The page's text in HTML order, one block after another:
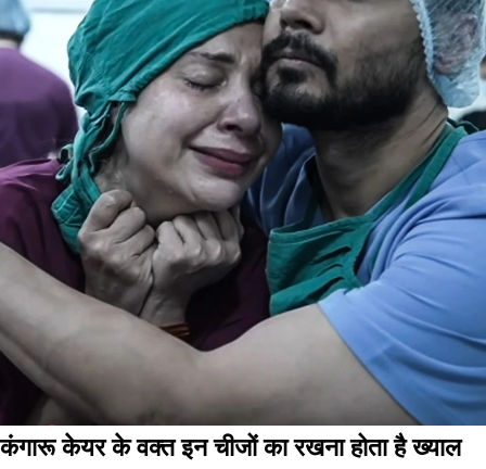
कंगारू केयर के वक्त इन चीजों का रखना होता है ख्याल